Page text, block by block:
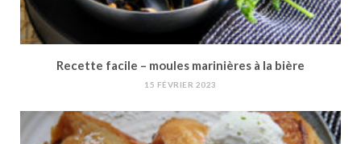
Recette facile – moules marinières à la bière
15 FÉVRIER 2023